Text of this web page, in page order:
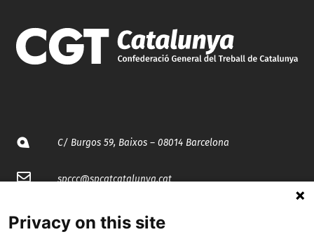
C/ Burgos 59, Baixos – 08014 Barcelona
spccc@spcgtcatalunya.cat
Privacy on this site